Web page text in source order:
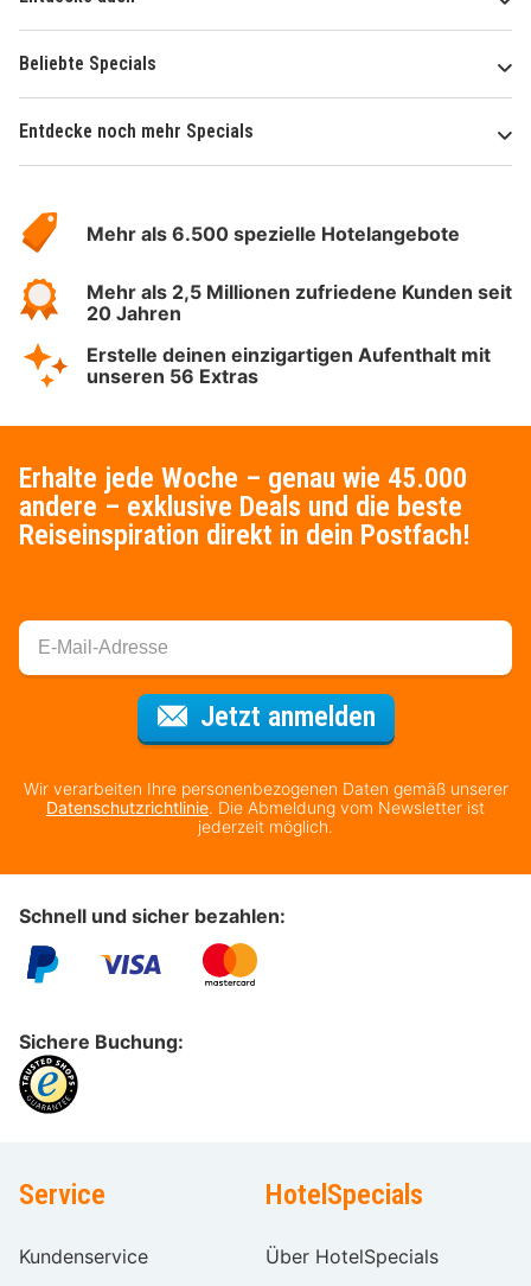
Beliebte Specials
Entdecke noch mehr Specials
Hotelspecials
Mehr als 6.500 spezielle Hotelangebote
Mehr als 2,5 Millionen zufriedene Kunden seit
20 Jahren
Erstelle deinen einzigartigen Aufenthalt mit
unseren 56 Extras
Erhalte jede Woche – genau wie 45.000
andere – exklusive Deals und die beste
Reiseinspiration direkt in dein Postfach!
Jetzt anmeldenFür den
Wir verarbeiten Ihre personenbezogenen Daten gemäß unserer
Datenschutzrichtlinie. Die Abmeldung vom Newsletter ist
jederzeit möglich.
Schnell und sicher bezahlen:
Sichere Buchung:
Service
Kundenservice
HotelSpecials
Über HotelSpecials